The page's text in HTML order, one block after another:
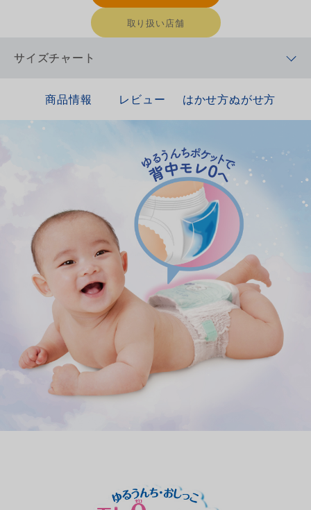
取り扱い店舗
サイズチャート
商品情報 レビュー はかせ方ぬがせ方